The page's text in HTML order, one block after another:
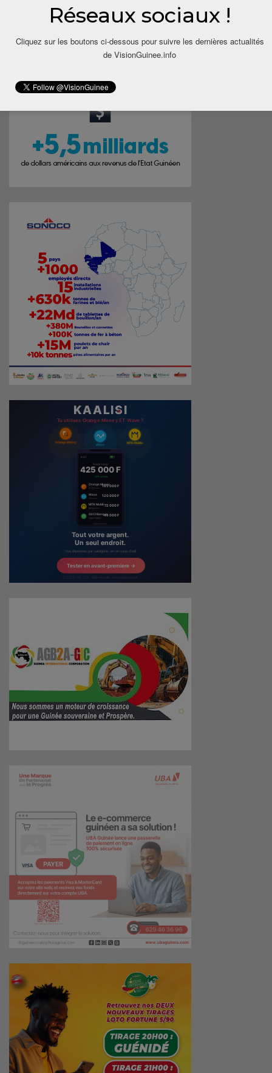
Réseaux sociaux !
Cliquez sur les boutons ci-dessous pour suivre les dernières actualités
de VisionGuinee.info